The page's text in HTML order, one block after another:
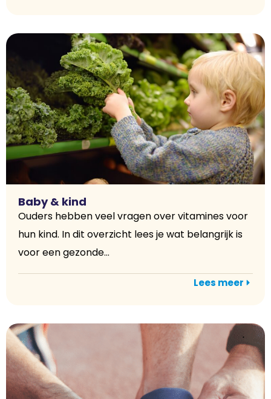
Baby & kind
Ouders hebben veel vragen over vitamines voor
hun kind. In dit overzicht lees je wat belangrijk is
voor een gezonde...
Lees meer